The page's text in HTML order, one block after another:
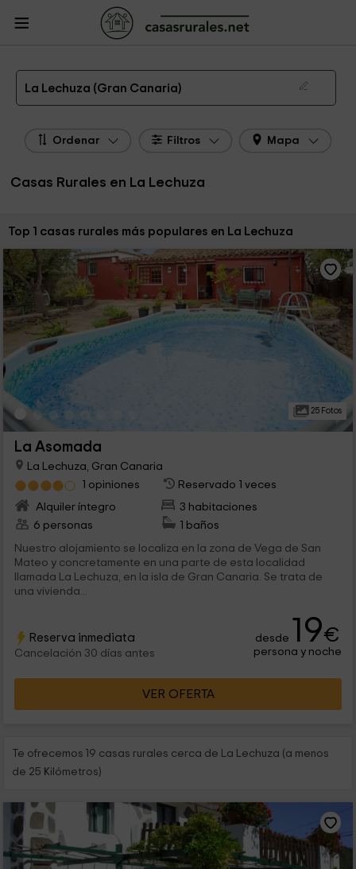
Casas Rurales
Gran Canaria
Casas Rurales La Lechuza
Las 1 mejores casas rurales en La Lechuza de 2026
La Lechuza (Gran Canaria)
Ordenar Filtros Mapa
Casas Rurales en La Lechuza
Ordenar por:
Top 1 casas rurales más populares en La Lechuza
25 Fotos
La Asomada
La Lechuza, Gran Canaria
1 opiniones
Reservado 1 veces
Alquiler íntegro
3 habitaciones
6 personas
1 baños
Nuestro alojamiento se localiza en la zona de Vega de San
Mateo y concretamente en una parte de esta localidad
llamada La Lechuza, en la isla de Gran Canaria. Se trata de
una vivienda...
Reserva inmediata
Cancelación 30 días antes
desde 19€
persona y noche
VER OFERTA
Te ofrecemos 19 casas rurales cerca de La Lechuza (a menos
de 25 Kilómetros)